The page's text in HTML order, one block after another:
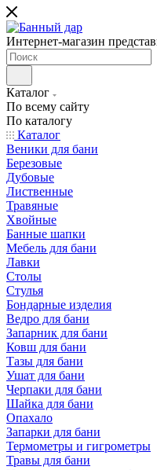
Интернет-магазин
Каталог
По всему сайту
По каталогу
Каталог
Веники для бани
Березовые
Дубовые
Лиственные
Травяные
Хвойные
Банные шапки
Мебель для бани
Лавки
Столы
Стулья
Бондарные изделия
Ведро для бани
Запарник для бани
Ковш для бани
Тазы для бани
Ушат для бани
Черпаки для бани
Шайка для бани
Опахало
Запарки для бани
Термометры и гигрометры
Травы для бани